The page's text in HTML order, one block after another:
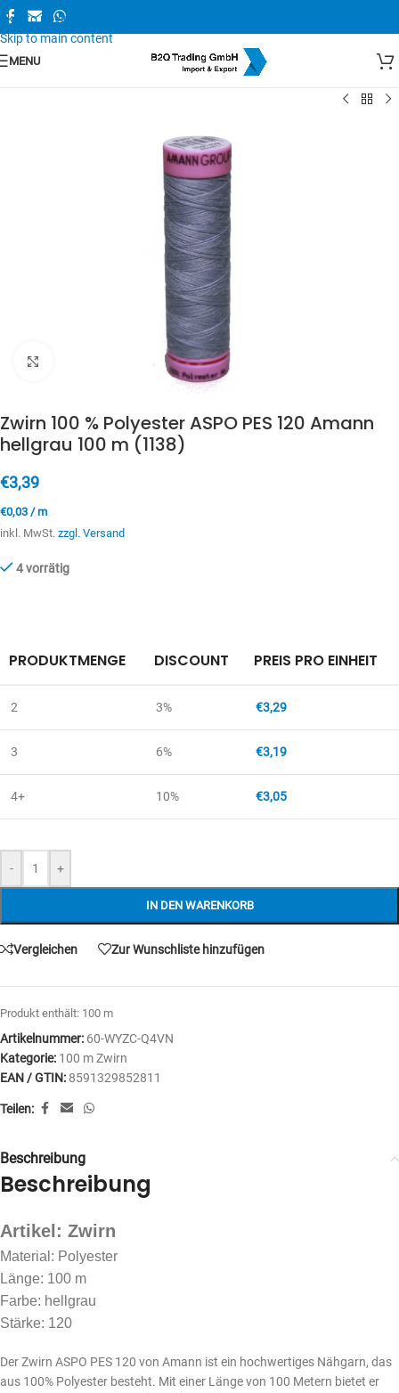
Skip to navigation
Skip to main content
MENU
Zum Vergrößern anklicken
Zwirn 100 % Polyester ASPO PES 120 Amann
hellgrau 100 m (1138)
€3,39
€0,03 /m
inkl. MwSt. zzgl. Versand
4 vorrätig
- +
IN DEN WARENKORB
PRODUKTMENGE DISCOUNT PREIS PRO EINHEIT
2 3% €3,29
3 6% €3,19
4+ 10% €3,05
Vergleichen Zur Wunschliste hinzufügen
Produkt enthält: 100 m
Artikelnummer: 60-WYZC-Q4VN
Kategorie: 100 m Zwirn
EAN / GTIN: 8591329852811
Teilen:
Beschreibung
Beschreibung
Artikel: Zwirn
Material: Polyester
Länge: 100 m
Farbe: hellgrau
Stärke: 120
Der Zwirn ASPO PES 120 von Amann ist ein hochwertiges Nähgarn, das
aus 100% Polyester besteht. Mit einer Länge von 100 Metern bietet er